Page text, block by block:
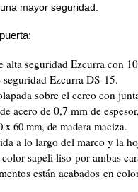
mayor seguridad.
alta seguridad Ezcurra con
Ezcurra DS-15.
sobre el cerco con
acero de 0,7 mm de
60 mm, de madera maciza.
a lo largo del marco y la
sapeli liso por ambas
están acabados en